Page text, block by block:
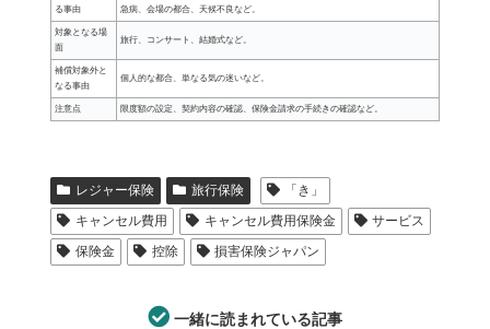
る事由
急病、会場の都合、天候不良など。
対象となる場
面
旅行、コンサート、結婚式など。
補償対象外と
なる事由
個人的な都合、単なる気の迷いなど。
注意点 限度額の設定、契約内容の確認、保険金請求の手続きの確認など。
レジャー保険 旅行保険
「き」
キャンセル費用
キャンセル費用保険金
サービス
保険金
控除 損害保険ジャパン
一緒に読まれている記事